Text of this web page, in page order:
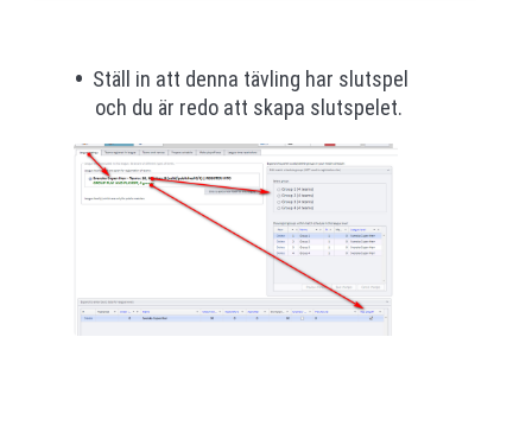
Ställ in att denna tävling har slutspel
och du är redo att skapa slutspelet.